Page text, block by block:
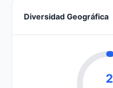
Diversidad Geográfica
2